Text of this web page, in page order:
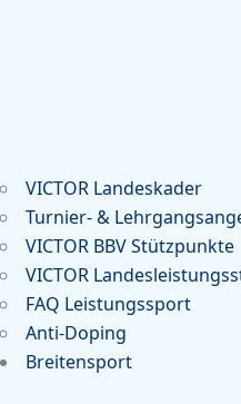
VICTOR Landeskader
Turnier- &
VICTOR BBV Stützpunkte
VICTOR
FAQ Leistungssport
Anti-Doping
Breitensport